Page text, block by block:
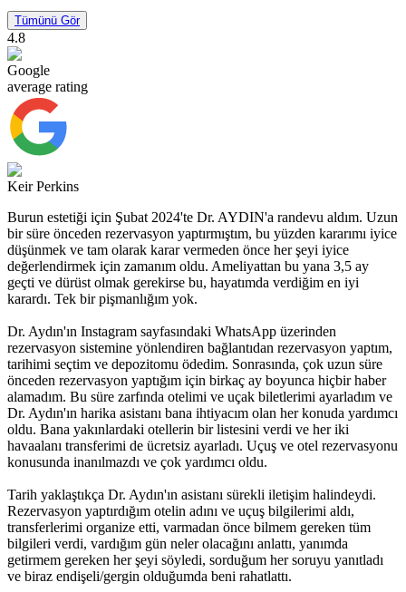
Tümünü Gör
4.8
Google
average rating
Keir Perkins
Burun estetiği için Şubat 2024'te Dr. AYDIN'a randevu aldım. Uzun
bir süre önceden rezervasyon yaptırmıştım, bu yüzden kararımı iyice
düşünmek ve tam olarak karar vermeden önce her şeyi iyice
değerlendirmek için zamanım oldu. Ameliyattan bu yana 3,5 ay
geçti ve dürüst olmak gerekirse bu, hayatımda verdiğim en iyi
karardı. Tek bir pişmanlığım yok.
Dr. Aydın'ın Instagram sayfasındaki WhatsApp üzerinden
rezervasyon sistemine yönlendiren bağlantıdan rezervasyon yaptım,
tarihimi seçtim ve depozitomu ödedim. Sonrasında, çok uzun süre
önceden rezervasyon yaptığım için birkaç ay boyunca hiçbir haber
alamadım. Bu süre zarfında otelimi ve uçak biletlerimi ayarladım ve
Dr. Aydın'ın harika asistanı bana ihtiyacım olan her konuda yardımcı
oldu. Bana yakınlardaki otellerin bir listesini verdi ve her iki
havaalanı transferimi de ücretsiz ayarladı. Uçuş ve otel rezervasyonu
konusunda inanılmazdı ve çok yardımcı oldu.
Tarih yaklaştıkça Dr. Aydın'ın asistanı sürekli iletişim halindeydi.
Rezervasyon yaptırdığım otelin adını ve uçuş bilgilerimi aldı,
transferlerimi organize etti, varmadan önce bilmem gereken tüm
bilgileri verdi, vardığım gün neler olacağını anlattı, yanımda
getirmem gereken her şeyi söyledi, sorduğum her soruyu yanıtladı
ve biraz endişeli/gergin olduğumda beni rahatlattı.